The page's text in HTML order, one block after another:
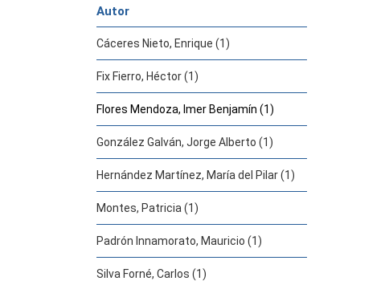
Autor
Cáceres Nieto, Enrique (1)
Fix Fierro, Héctor (1)
Flores Mendoza, Imer Benjamín (1)
González Galván, Jorge Alberto (1)
Hernández Martínez, María del Pilar (1)
Montes, Patricia (1)
Padrón Innamorato, Mauricio (1)
Silva Forné, Carlos (1)